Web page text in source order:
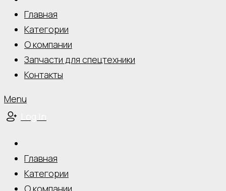
Главная
Категории
О компании
Запчасти для спецтехники
Контакты
Menu
Главная
Категории
О компании